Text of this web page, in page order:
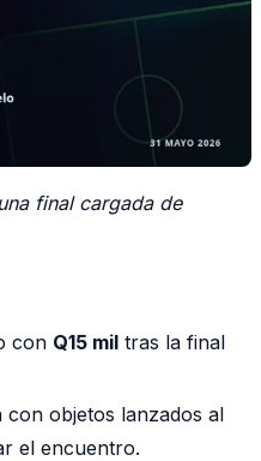
final cargada de
con Q15 mil tras la final
objetos lanzados al
el encuentro.